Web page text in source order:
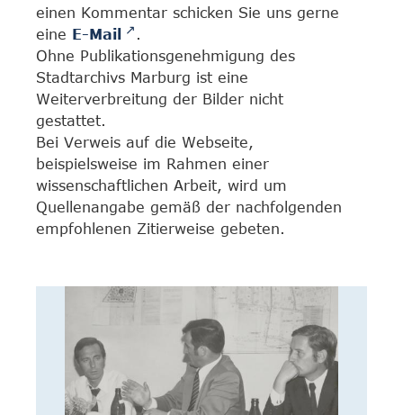
einen Kommentar schicken Sie uns gerne
eine E-Mail
.
Ohne Publikationsgenehmigung des
Stadtarchivs Marburg ist eine
Weiterverbreitung der Bilder nicht
gestattet.
Bei Verweis auf die Webseite,
beispielsweise im Rahmen einer
wissenschaftlichen Arbeit, wird um
Quellenangabe gemäß der nachfolgenden
empfohlenen Zitierweise gebeten.